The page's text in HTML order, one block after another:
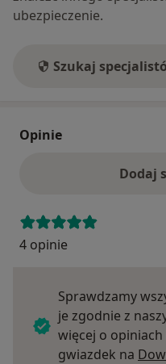
ubezpieczenie.
Szukaj
Opinie
Dodaj
4 opinie
Sprawdzamy
je zgodnie z
więcej o
gwiazdek na